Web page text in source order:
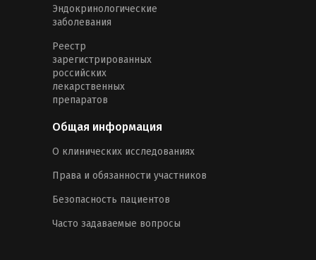
Эндокринологические
заболевания
Реестр
зарегистрированных
российских
лекарственных
препаратов
Общая информация
О клинических исследованиях
Права и обязанности участников
Безопасность пациентов
Часто задаваемые вопросы